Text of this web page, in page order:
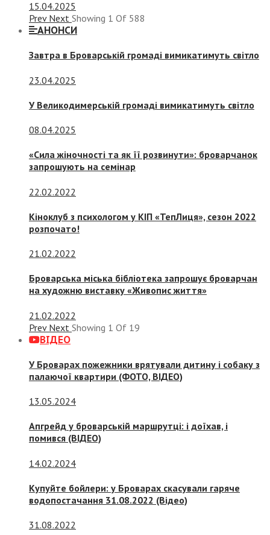
15.04.2025
Prev Next Showing 1 Of 588
АНОНСИ
Завтра в Броварській громаді вимикатимуть світло
23.04.2025
У Великодимерській громаді вимикатимуть світло
08.04.2025
«Сила жіночності та як її розвинути»: броварчанок
запрошують на семінар
22.02.2022
Кіноклуб з психологом у КІП «ТепЛиця», сезон 2022
розпочато!
21.02.2022
Броварська міська бібліотека запрошує броварчан
на художню виставку «Живопис життя»
21.02.2022
Prev Next Showing 1 Of 19
ВІДЕО
У Броварах пожежники врятували дитину і собаку з
палаючої квартири (ФОТО, ВІДЕО)
13.05.2024
Апгрейд у броварській маршрутці: і доїхав, і
помився (ВІДЕО)
14.02.2024
Купуйте бойлери: у Броварах скасували гаряче
водопостачання 31.08.2022 (Відео)
31.08.2022